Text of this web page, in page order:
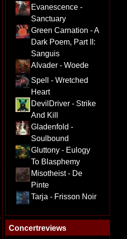
Evanescence -
Sanctuary
Green Carnation - A
Dark Poem, Part II:
Sanguis
Alvader - Woede
Spell - Wretched
Heart
DevilDriver - Strike
And Kill
Gladenfold -
Soulbound
Gluttony - Eulogy
To Blasphemy
Misotheist - De
Pinte
Tarja - Frisson Noir
Concertreviews